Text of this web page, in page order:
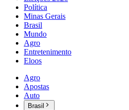
Política
Minas Gerais
Brasil
Mundo
Agro
Entretenimento
Eloos
Agro
Apostas
Auto
Brasil